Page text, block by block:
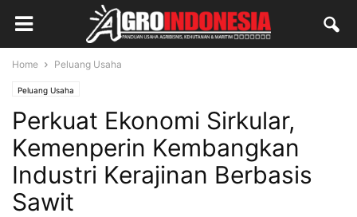
Home Peluang Usaha
Peluang Usaha
Perkuat Ekonomi Sirkular,
Kemenperin Kembangkan
Industri Kerajinan Berbasis
Sawit